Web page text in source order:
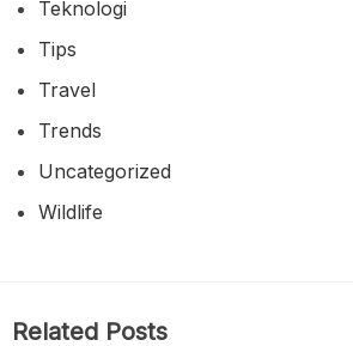
Teknologi
Tips
Travel
Trends
Uncategorized
Wildlife
Related Posts